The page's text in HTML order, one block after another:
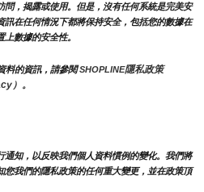
問，揭露或使用。但是，沒有任何系統是完美安
訊在任何情況下都將保持安全，包括您的數據在
數據的安全性。
料的資訊，請參閱 SHOPLINE隱私政策
）。
知，以反映我們個人資料慣例的變化。我們將
我們的隱私政策的任何重大變更，並在政策頂